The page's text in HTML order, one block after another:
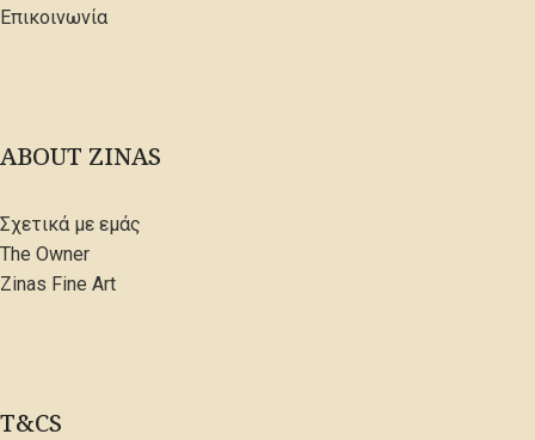
Επικοινωνία
ABOUT ZINAS
Σχετικά με εμάς
The Owner
Zinas Fine Art
T&CS